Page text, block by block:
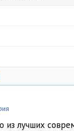
из лучших